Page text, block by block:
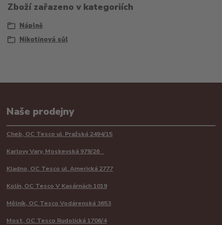
Zboží zařazeno v kategoriích
Náplně
Nikotinová sůl
Naše prodejny
Cheb, OC Tesco ul. Pražská 2494/15
Karlovy Vary, Moskevská 979/26
Kladno, OC Tesco ul. Americká 2777
Kolín, OC Tesco V Kasárnách 1019
Mělník, OC Tesco Vodárenská 3653
Most, OC Tesco Rudolická 1706/4